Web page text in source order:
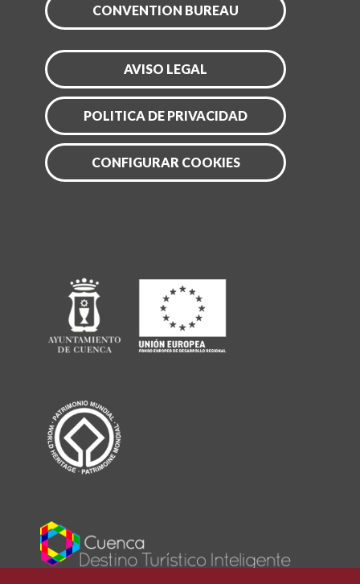
CONVENTION BUREAU
AVISO LEGAL
POLITICA DE PRIVACIDAD
CONFIGURAR COOKIES